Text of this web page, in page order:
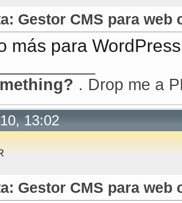
Gestor CMS para web
más para
. Drop me a
13:02
Gestor CMS para web